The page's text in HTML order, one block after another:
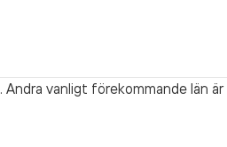
. Andra vanligt förekommande län är